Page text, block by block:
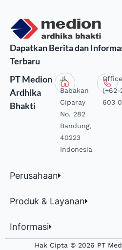
Dapatkan Berita dan
Terbaru
PT Medion
Ardhika
Bhakti
Jl.
Babakan
Ciparay
No. 282
Bandung,
40223
Indonesia
(+62-
603
Perusahaan
Produk & Layanan
Informasi
Hak Cipta © 2026 PT